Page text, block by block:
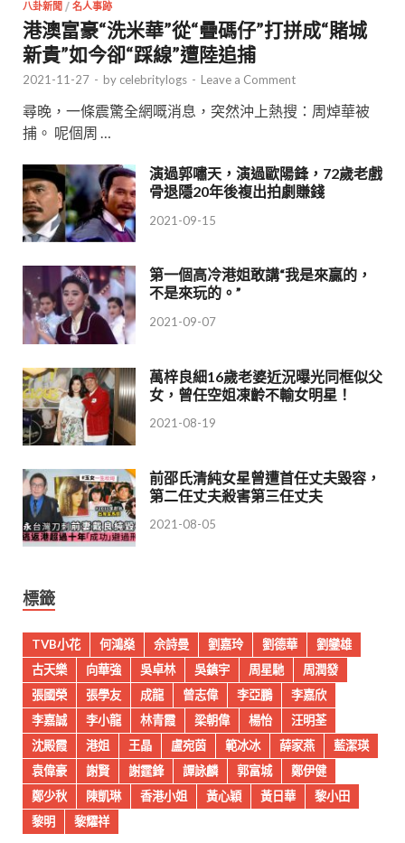
八卦新聞 / 名人事跡
港澳富豪“洗米華”從“疊碼仔”打拼成“賭城
新貴”如今卻“踩線”遭陸追捕
2021-11-27 - by celebritylogs - Leave a Comment
尋晚，一條震驚全網嘅消息，突然沖上熱搜：周焯華被
捕。 呢個周 …
演過郭嘯天，演過歐陽鋒，72歲老戲
骨退隱20年後複出拍劇賺錢
2021-09-15
第一個高冷港姐敢講“我是來贏的，
不是來玩的。”
2021-09-07
萬梓良細16歲老婆近況曝光同框似父
女，曾任空姐凍齡不輸女明星！
2021-08-19
前邵氏清純女星曾遭首任丈夫毀容，
第二任丈夫殺害第三任丈夫
2021-08-05
標籤
TVB小花 何鴻燊 佘詩曼 劉嘉玲 劉德華
劉鑾雄
古天樂
向華強 吳卓林 吳鎮宇 周星馳
周潤發
張國榮
張學友 成龍 曾志偉 李亞鵬
李嘉欣
李嘉誠
李小龍 林青霞 梁朝偉 楊怡
汪明荃
沈殿霞
港姐 王晶 盧宛茵 範冰冰 薛家燕
藍潔瑛
袁偉豪
謝賢 謝霆鋒 譚詠麟 郭富城
鄭伊健
鄭少秋
陳凱琳 香港小姐 黃心穎 黃日華
黎小田
黎明
黎耀祥